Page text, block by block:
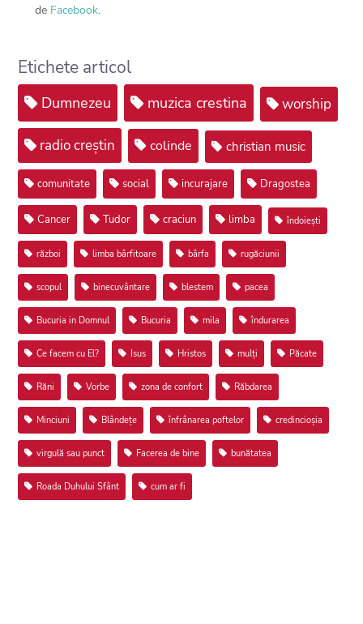
de Facebook.
Etichete articol
Dumnezeu muzica crestina worship
radio creștin colinde christian music
comunitate social incurajare Dragostea
Cancer Tudor craciun limba îndoiești
război limba bârfitoare bârfa rugăciunii
scopul binecuvântare blestem pacea
Bucuria in Domnul Bucuria mila îndurarea
Ce facem cu El? Isus Hristos mulți Păcate
Răni Vorbe zona de confort Răbdarea
Minciuni Blândețe înfrânarea poftelor credincioșia
virgulă sau punct Facerea de bine bunătatea
Roada Duhului Sfânt cum ar fi